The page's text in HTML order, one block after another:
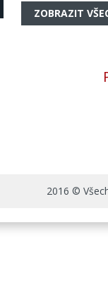
ZOBRAZIT
2016 ©